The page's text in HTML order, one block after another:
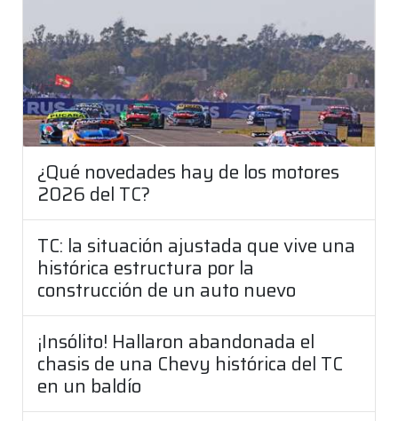
¿Qué novedades hay de los motores
2026 del TC?
TC: la situación ajustada que vive una
histórica estructura por la
construcción de un auto nuevo
¡Insólito! Hallaron abandonada el
chasis de una Chevy histórica del TC
en un baldío